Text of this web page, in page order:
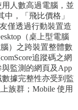
人數高過電腦，並
中，「飛比價格」
僅透過行動裝置造
（桌上型電腦
）之跨裝置整體數
追蹤碼之網
與監測的網頁及App
據完整性亦受到監
族群；Mobile 使用